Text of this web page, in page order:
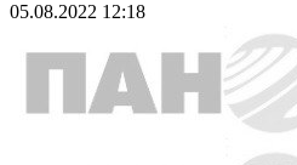
05.08.2022 12:18